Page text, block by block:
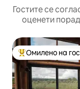
Гостите се
оценети
МеѓуОмилено на